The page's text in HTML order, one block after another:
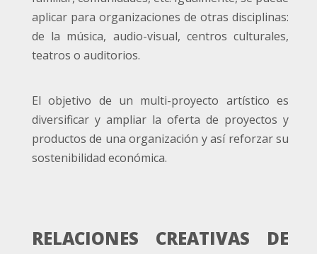
aplicar para organizaciones de otras disciplinas:
de la música, audio-visual, centros culturales,
teatros o auditorios.
El objetivo de un multi-proyecto artístico es
diversificar y ampliar la oferta de proyectos y
productos de una organización y así reforzar su
sostenibilidad económica.
RELACIONES CREATIVAS DE